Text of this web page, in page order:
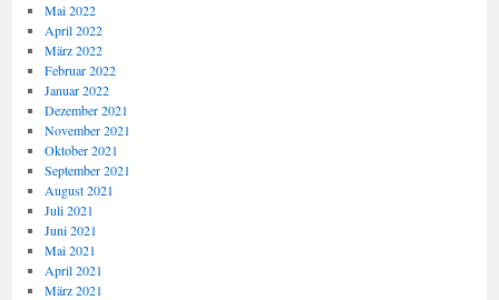
Mai 2022
April 2022
März 2022
Februar 2022
Januar 2022
Dezember 2021
November 2021
Oktober 2021
September 2021
August 2021
Juli 2021
Juni 2021
Mai 2021
April 2021
März 2021